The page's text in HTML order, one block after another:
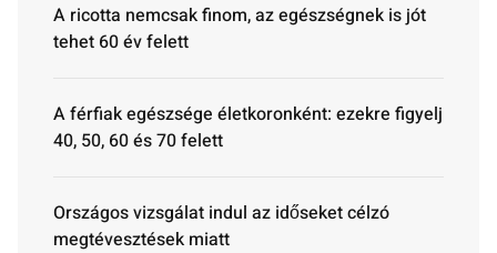
A ricotta nemcsak finom, az egészségnek is jót
tehet 60 év felett
A férfiak egészsége életkoronként: ezekre figyelj
40, 50, 60 és 70 felett
Országos vizsgálat indul az időseket célzó
megtévesztések miatt